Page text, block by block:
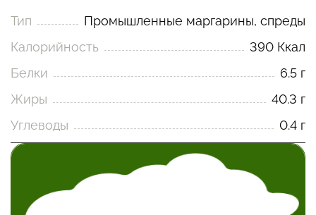
Тип
Промышленные маргарины, спреды
Калорийность
390 Ккал
Белки
6.5 г
Жиры
40.3 г
Углеводы
0.4 г